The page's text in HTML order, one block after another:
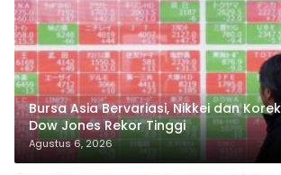
Bursa Asia Bervariasi, Nikkei dan
Dow Jones Rekor Tinggi
Agustus 6, 2026